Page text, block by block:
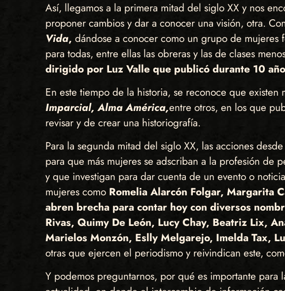
Así, llegamos a la primera mitad del siglo XX y nos
proponer cambios y dar a conocer una visión, otra.
Vida, dándose a conocer como un grupo de mujeres
para todas, entre ellas las obreras y las de clases
dirigido por Luz Valle que publicó durante 10
En este tiempo de la historia, se reconoce que
Imparcial, Alma América,entre otros, en los que
revisar y de crear una historiografía.
Para la segunda mitad del siglo XX, las acciones
para que más mujeres se adscriban a la profesión de
y que investigan para dar cuenta de un evento o
mujeres como Romelia Alarcón Folgar, Margarita
abren brecha para contar hoy con diversos
Rivas, Quimy De León, Lucy Chay, Beatriz Lix,
Marielos Monzón, Eslly Melgarejo, Imelda Tax,
otras que ejercen el periodismo y reivindican este,
Y podemos preguntarnos, por qué es importante para